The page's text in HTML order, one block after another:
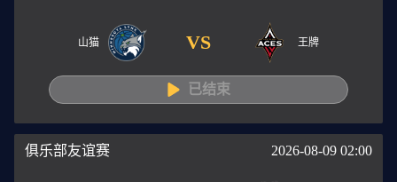
山猫 VS 王牌
已结束
俱乐部友谊赛 2026-08-09 02:00